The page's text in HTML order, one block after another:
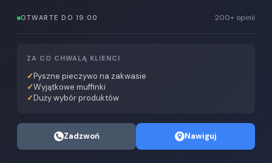
OTWARTE DO 19:00 200+ opinii
ZA CO CHWALĄ KLIENCI
Pyszne pieczywo na zakwasie
Wyjątkowe muffinki
Duży wybór produktów
Zadzwoń Nawiguj